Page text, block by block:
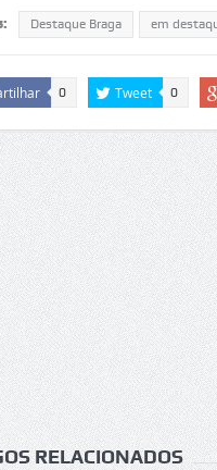
Destaque Braga em
0 Tweet 0
RELACIONADOS